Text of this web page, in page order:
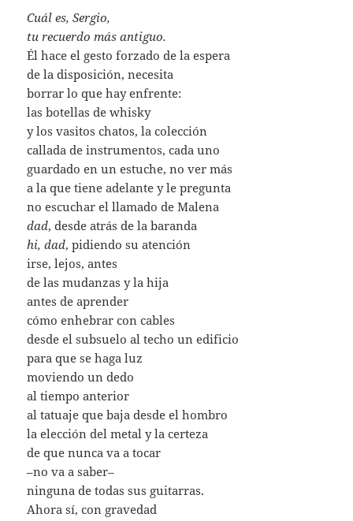
Cuál es, Sergio,
tu recuerdo más antiguo.
Él hace el gesto forzado de la espera
de la disposición, necesita
borrar lo que hay enfrente:
las botellas de whisky
y los vasitos chatos, la colección
callada de instrumentos, cada uno
guardado en un estuche, no ver más
a la que tiene adelante y le pregunta
no escuchar el llamado de Malena
dad, desde atrás de la baranda
hi, dad, pidiendo su atención
irse, lejos, antes
de las mudanzas y la hija
antes de aprender
cómo enhebrar con cables
desde el subsuelo al techo un edificio
para que se haga luz
moviendo un dedo
al tiempo anterior
al tatuaje que baja desde el hombro
la elección del metal y la certeza
de que nunca va a tocar
–no va a saber–
ninguna de todas sus guitarras.
Ahora sí, con gravedad